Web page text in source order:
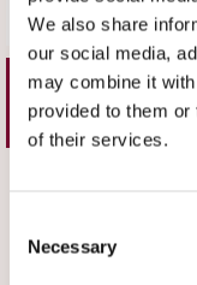
We also share
our social media,
may combine it
provided to them
of their services.
Selection
Necessary